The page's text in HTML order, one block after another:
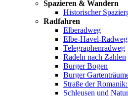
Spazieren & Wandern
Historischer
Radfahren
Elberadweg
Elbe-Havel-Radweg
Telegraphenradweg
Radeln nach Zahlen
Burger Bogen
Burger
Straße der
Schleusen und Natur